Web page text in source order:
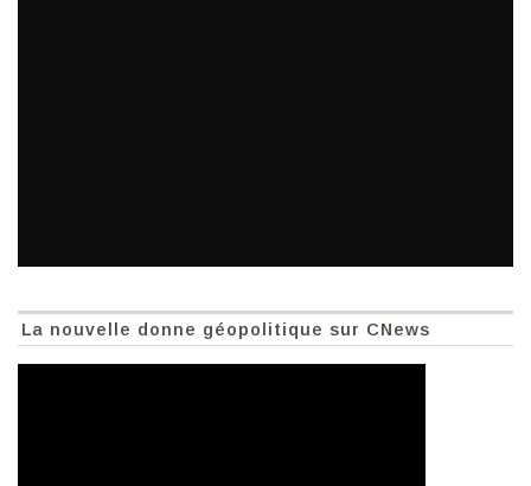
La nouvelle donne géopolitique sur CNews